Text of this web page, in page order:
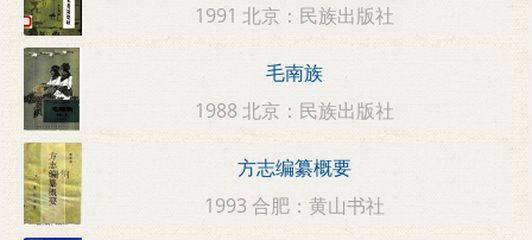
1991 北京：民族出版社
毛南族
1988 北京：民族出版社
方志编纂概要
1993 合肥：黄山书社